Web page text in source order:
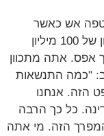
אש כאשר
נכתב כלפייה כי "קל לך לדבר כשיש לך הון של 100 מיליון
אתה מתכוון
התנשאות
אנחנו
כל כך הרבה
הזה. מי אתה